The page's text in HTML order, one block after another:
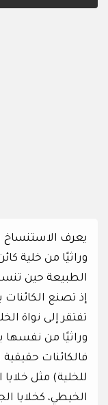
يعرف الاستنساخ
وراثيًا من خلية
الطبيعة حين
إذ تصنع الكائنات
تفتقر إلى نواة
وراثيًا من نفسها
فالكائنات حقيقية
للخلية) مثل
الخيطي، كخلايا